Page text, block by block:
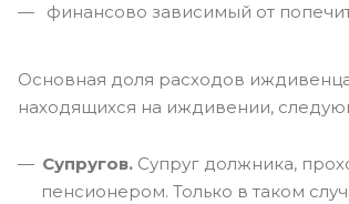
финансово зависимый от
Основная доля расходов
находящихся на иждивении,
Супругов. Супруг должника,
пенсионером. Только в таком